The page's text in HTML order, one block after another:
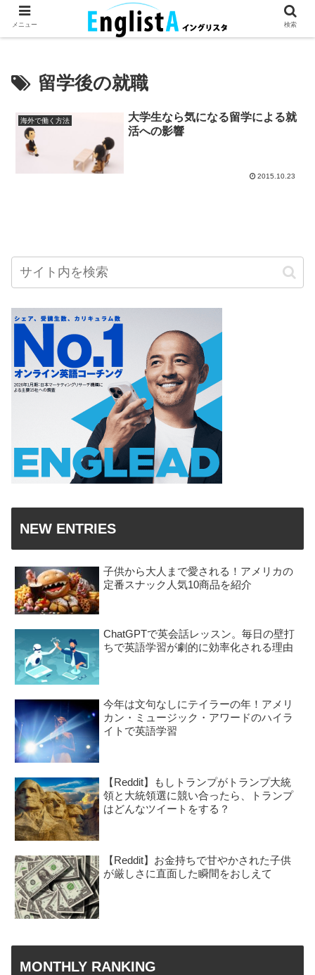
英語が話せるとちょっとハッピー。
留学後の就職
海外で働く方法
大学生なら気になる留学による就
活への影響
2015.10.23
NEW ENTRIES
子供から大人まで愛される！アメリカの
定番スナック人気10商品を紹介
ChatGPTで英会話レッスン。毎日の壁打
ちで英語学習が劇的に効率化される理由
今年は文句なしにテイラーの年！アメリ
カン・ミュージック・アワードのハイラ
イトで英語学習
【Reddit】もしトランプがトランプ大統
領と大統領選に競い合ったら、トランプ
はどんなツイートをする？
【Reddit】お金持ちで甘やかされた子供
が厳しさに直面した瞬間をおしえて
MONTHLY RANKING
メニュー 検索